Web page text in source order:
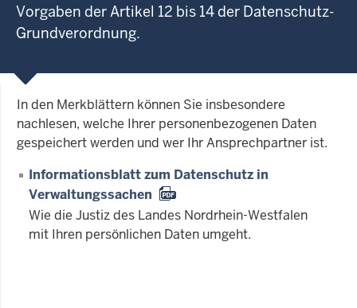
Vorgaben der Artikel 12 bis 14 der Datenschutz-
Grundverordnung.
In den Merkblättern können Sie insbesondere
nachlesen, welche Ihrer personenbezogenen Daten
gespeichert werden und wer Ihr Ansprechpartner ist.
Informationsblatt zum Datenschutz in
Verwaltungssachen
Wie die Justiz des Landes Nordrhein-Westfalen
mit Ihren persönlichen Daten umgeht.